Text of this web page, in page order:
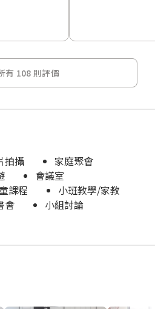
有 108 則評價
拍攝
家庭聚會
會議室
課程
小班教學/家教
會
小組討論